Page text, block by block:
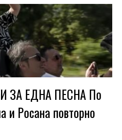
ЗА ЕДНА ПЕСНА По
и Росана повторно